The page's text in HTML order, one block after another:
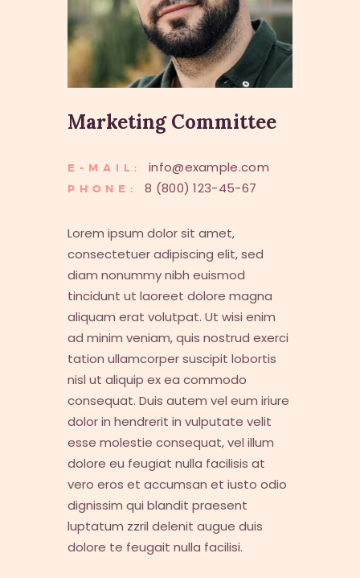
Marketing Committee
E-MAIL: info@example.com
PHONE: 8 (800) 123-45-67
Lorem ipsum dolor sit amet,
consectetuer adipiscing elit, sed
diam nonummy nibh euismod
tincidunt ut laoreet dolore magna
aliquam erat volutpat. Ut wisi enim
ad minim veniam, quis nostrud exerci
tation ullamcorper suscipit lobortis
nisl ut aliquip ex ea commodo
consequat. Duis autem vel eum iriure
dolor in hendrerit in vulputate velit
esse molestie consequat, vel illum
dolore eu feugiat nulla facilisis at
vero eros et accumsan et iusto odio
dignissim qui blandit praesent
luptatum zzril delenit augue duis
dolore te feugait nulla facilisi.